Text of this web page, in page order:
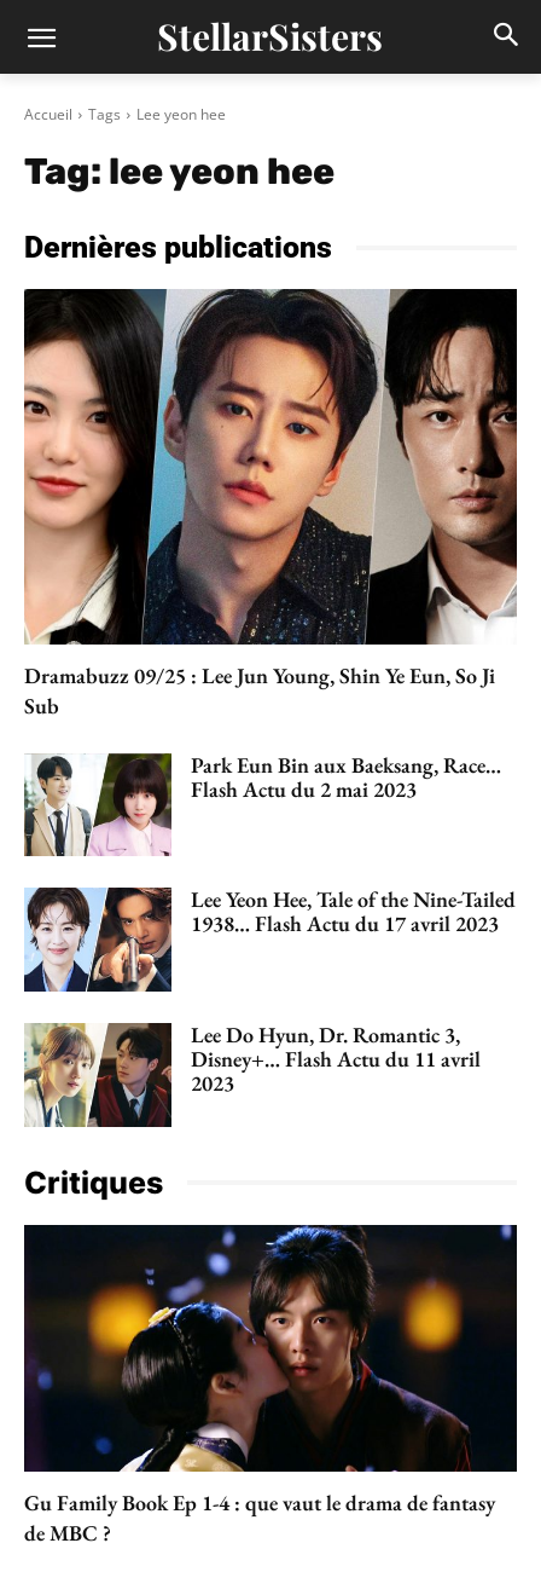
StellarSisters
Accueil Tags Lee yeon hee
Tag: lee yeon hee
Dernières publications
Dramabuzz 09/25 : Lee Jun Young, Shin Ye Eun, So Ji
Sub
Park Eun Bin aux Baeksang, Race…
Flash Actu du 2 mai 2023
Lee Yeon Hee, Tale of the Nine-Tailed
1938… Flash Actu du 17 avril 2023
Lee Do Hyun, Dr. Romantic 3,
Disney+… Flash Actu du 11 avril
2023
Critiques
Gu Family Book Ep 1-4 : que vaut le drama de fantasy
de MBC ?